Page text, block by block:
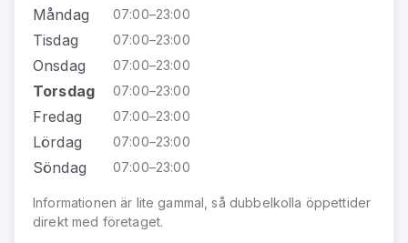
Måndag 07:00–23:00
Tisdag 07:00–23:00
Onsdag 07:00–23:00
Torsdag 07:00–23:00
Fredag 07:00–23:00
Lördag 07:00–23:00
Söndag 07:00–23:00
Informationen är lite gammal, så dubbelkolla öppettider
direkt med företaget.